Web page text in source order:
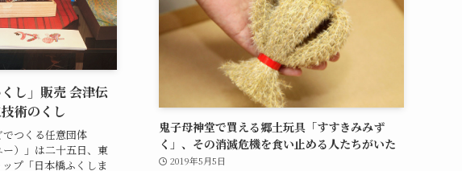
し」販売 会津伝
術のくし
つくる任意団体
）」は二十五日、東
プ「日本橋ふくしま
鬼子母神堂で買える郷土玩具「すすきみみず
く」、その消滅危機を食い止める人たちがいた
2019年5月5日